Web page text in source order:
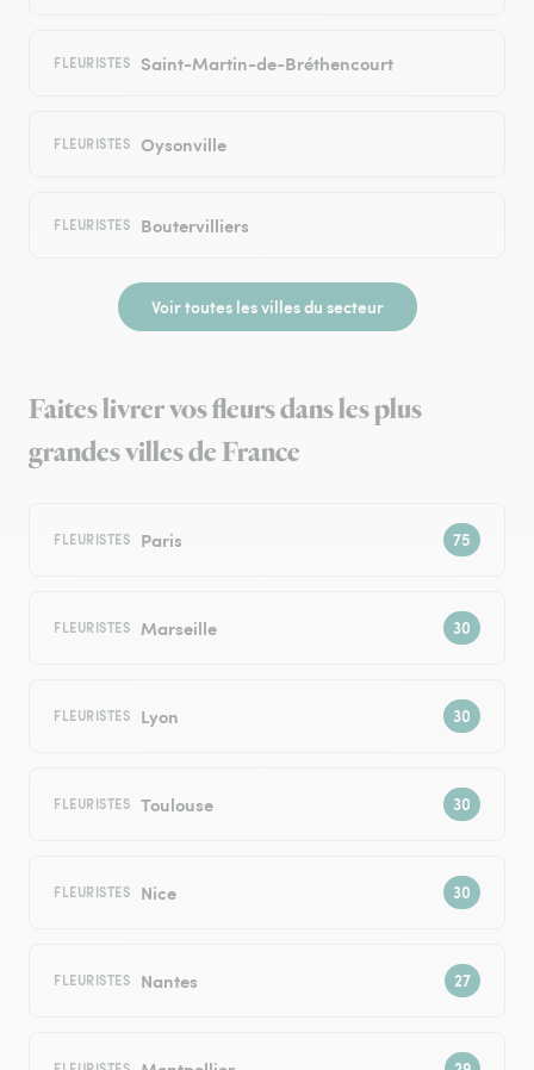
FLEURISTES Saint-Martin-de-Bréthencourt
FLEURISTES Oysonville
FLEURISTES Boutervilliers
Voir toutes les villes du secteur
Faites livrer vos fleurs dans les plus
grandes villes de France
FLEURISTES Paris
FLEURISTES Marseille
FLEURISTES Lyon
FLEURISTES Toulouse
FLEURISTES Nice
FLEURISTES Nantes